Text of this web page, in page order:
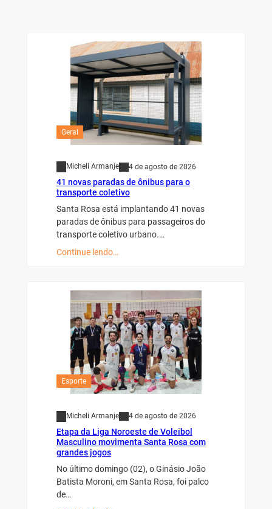
Geral
Micheli Armanje 4 de agosto de 2026
41 novas paradas de ônibus para o
transporte coletivo
Santa Rosa está implantando 41 novas
paradas de ônibus para passageiros do
transporte coletivo urbano.…
Continue lendo…
Esporte
Micheli Armanje 4 de agosto de 2026
Etapa da Liga Noroeste de Voleibol
Masculino movimenta Santa Rosa com
grandes jogos
No último domingo (02), o Ginásio João
Batista Moroni, em Santa Rosa, foi palco
de…